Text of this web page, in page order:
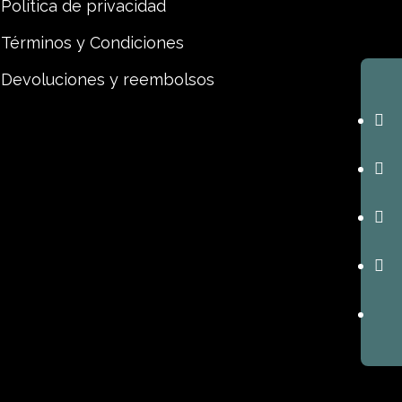
Política de privacidad
Términos y Condiciones
Devoluciones y reembolsos